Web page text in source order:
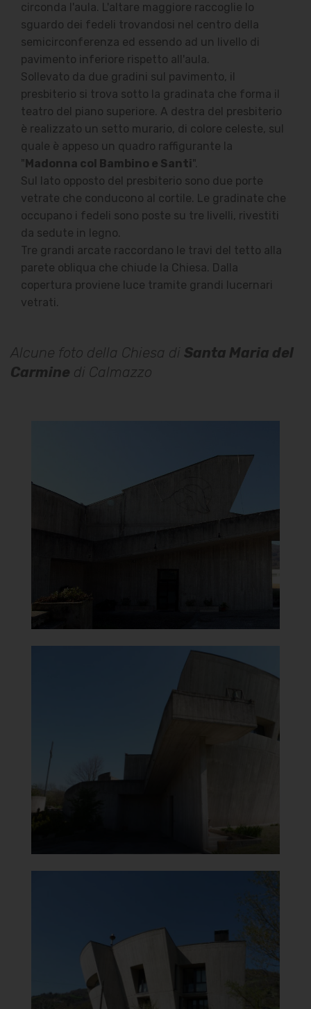
circonda l'aula. L'altare maggiore raccoglie lo
sguardo dei fedeli trovandosi nel centro della
semicirconferenza ed essendo ad un livello di
pavimento inferiore rispetto all'aula.
Sollevato da due gradini sul pavimento, il
presbiterio si trova sotto la gradinata che forma il
teatro del piano superiore. A destra del presbiterio
è realizzato un setto murario, di colore celeste, sul
quale è appeso un quadro raffigurante la
"Madonna col Bambino e Santi".
Sul lato opposto del presbiterio sono due porte
vetrate che conducono al cortile. Le gradinate che
occupano i fedeli sono poste su tre livelli, rivestiti
da sedute in legno.
Tre grandi arcate raccordano le travi del tetto alla
parete obliqua che chiude la Chiesa. Dalla
copertura proviene luce tramite grandi lucernari
vetrati.
Alcune foto della Chiesa di Santa Maria del
Carmine di Calmazzo
Chiesa di Santa Maria del
Carmine
Chiesa di Santa Maria del
Carmine
Vista laterale
Carmine
Vista laterale